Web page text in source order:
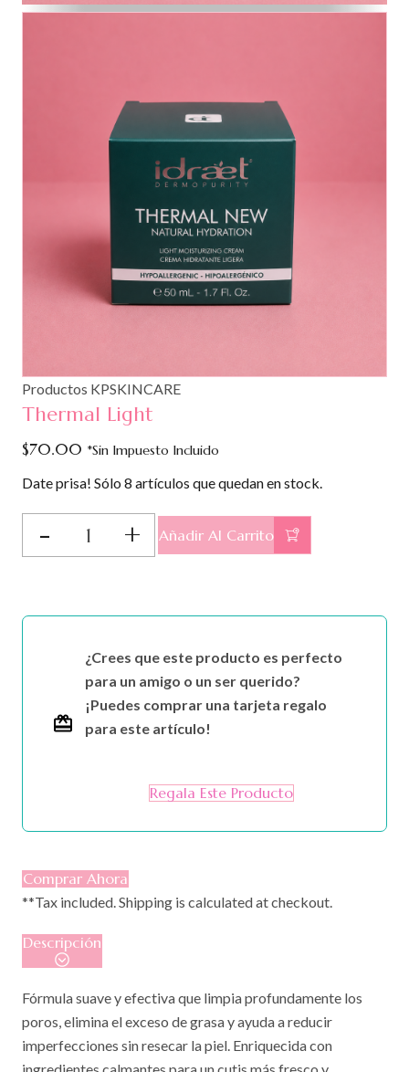
Productos KPSKINCARE
Thermal Light
$70.00 *Sin Impuesto Incluido
Date prisa! Sólo 8 artículos que quedan en stock.
Thermal
Light
Añadir Al Carrito
¿Crees que este producto es perfecto
para un amigo o un ser querido?
¡Puedes comprar una tarjeta regalo
para este artículo!
Regala Este Producto
Comprar Ahora
**Tax included. Shipping is calculated at checkout.
Descripción
Fórmula suave y efectiva que limpia profundamente los
poros, elimina el exceso de grasa y ayuda a reducir
imperfecciones sin resecar la piel. Enriquecida con